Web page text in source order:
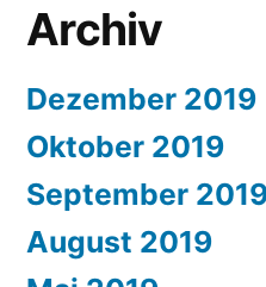
Archiv
Dezember 2019
Oktober 2019
September
August 2019